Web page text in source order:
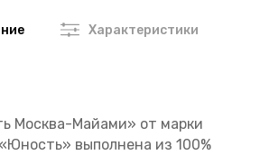
Характеристики
Москва-Майами» от марки
выполнена из 100%